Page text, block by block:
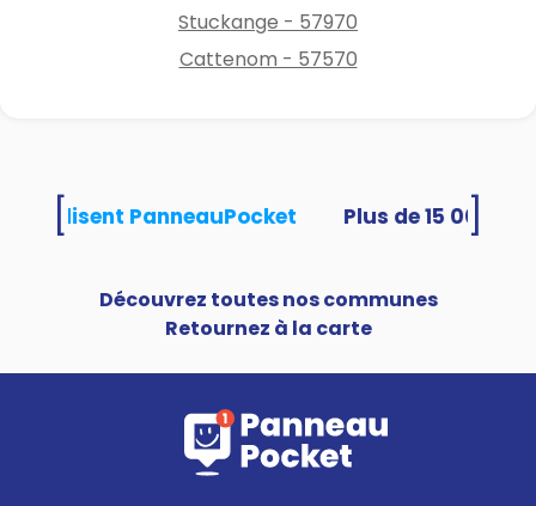
Stuckange - 57970
Cattenom - 57570
utilisent PanneauPocket
Découvrez toutes nos communes
Retournez à la carte